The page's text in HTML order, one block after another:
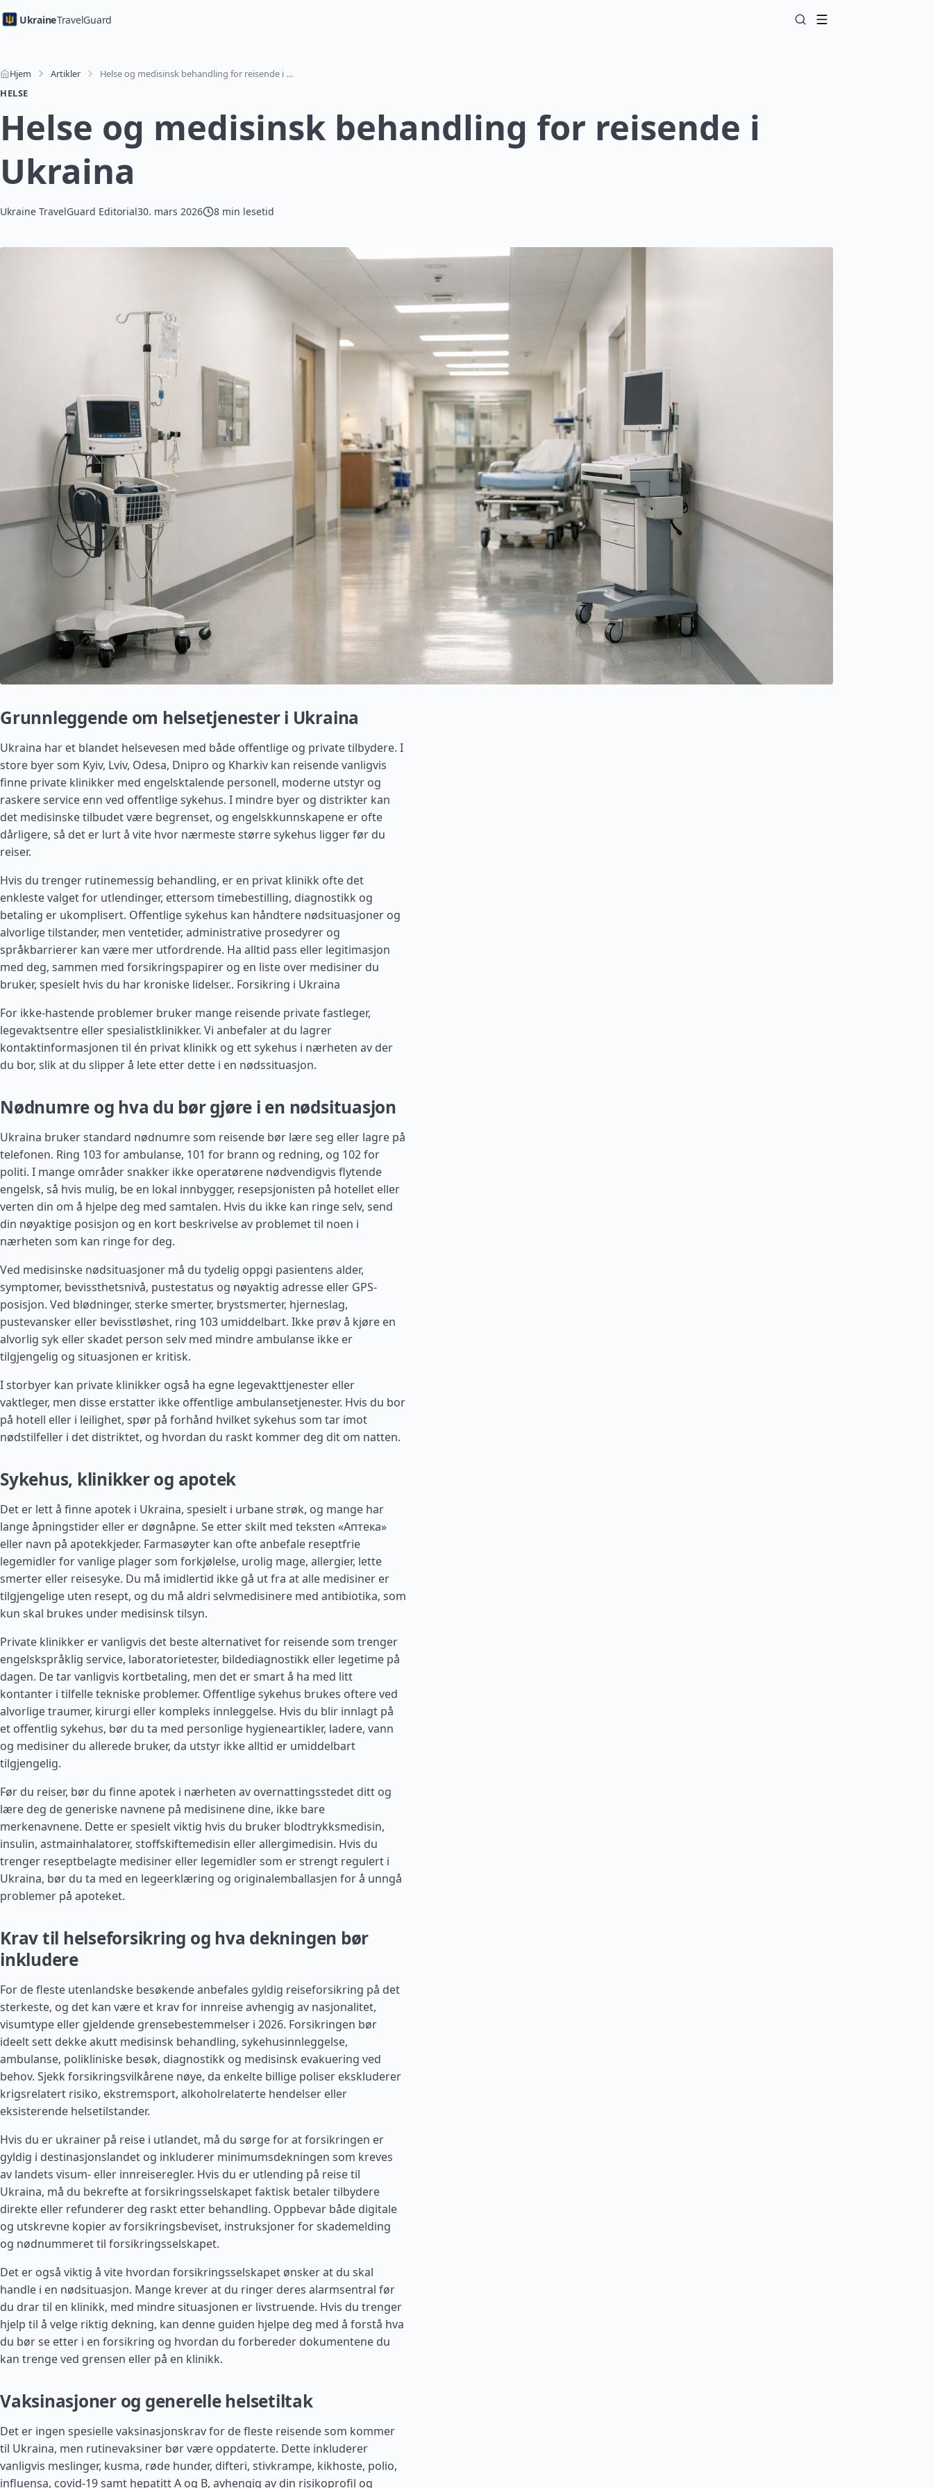
UkraineTravelGuard
Hjem Artikler
Helse og medisinsk behandling for reisende i Ukraina
HELSE
Helse og medisinsk behandling for reisende i
Ukraina
Ukraine TravelGuard Editorial30. mars 2026 8 min lesetid
Grunnleggende om helsetjenester i Ukraina
Ukraina har et blandet helsevesen med både offentlige og private tilbydere. I
store byer som Kyiv, Lviv, Odesa, Dnipro og Kharkiv kan reisende vanligvis
finne private klinikker med engelsktalende personell, moderne utstyr og
raskere service enn ved offentlige sykehus. I mindre byer og distrikter kan
det medisinske tilbudet være begrenset, og engelskkunnskapene er ofte
dårligere, så det er lurt å vite hvor nærmeste større sykehus ligger før du
reiser.
Hvis du trenger rutinemessig behandling, er en privat klinikk ofte det
enkleste valget for utlendinger, ettersom timebestilling, diagnostikk og
betaling er ukomplisert. Offentlige sykehus kan håndtere nødsituasjoner og
alvorlige tilstander, men ventetider, administrative prosedyrer og
språkbarrierer kan være mer utfordrende. Ha alltid pass eller legitimasjon
med deg, sammen med forsikringspapirer og en liste over medisiner du
bruker, spesielt hvis du har kroniske lidelser.. Forsikring i Ukraina
For ikke-hastende problemer bruker mange reisende private fastleger,
legevaktsentre eller spesialistklinikker. Vi anbefaler at du lagrer
kontaktinformasjonen til én privat klinikk og ett sykehus i nærheten av der
du bor, slik at du slipper å lete etter dette i en nødssituasjon.
Nødnumre og hva du bør gjøre i en nødsituasjon
Ukraina bruker standard nødnumre som reisende bør lære seg eller lagre på
telefonen. Ring 103 for ambulanse, 101 for brann og redning, og 102 for
politi. I mange områder snakker ikke operatørene nødvendigvis flytende
engelsk, så hvis mulig, be en lokal innbygger, resepsjonisten på hotellet eller
verten din om å hjelpe deg med samtalen. Hvis du ikke kan ringe selv, send
din nøyaktige posisjon og en kort beskrivelse av problemet til noen i
nærheten som kan ringe for deg.
Ved medisinske nødsituasjoner må du tydelig oppgi pasientens alder,
symptomer, bevissthetsnivå, pustestatus og nøyaktig adresse eller GPS-
posisjon. Ved blødninger, sterke smerter, brystsmerter, hjerneslag,
pustevansker eller bevisstløshet, ring 103 umiddelbart. Ikke prøv å kjøre en
alvorlig syk eller skadet person selv med mindre ambulanse ikke er
tilgjengelig og situasjonen er kritisk.
I storbyer kan private klinikker også ha egne legevakttjenester eller
vaktleger, men disse erstatter ikke offentlige ambulansetjenester. Hvis du bor
på hotell eller i leilighet, spør på forhånd hvilket sykehus som tar imot
nødstilfeller i det distriktet, og hvordan du raskt kommer deg dit om natten.
Sykehus, klinikker og apotek
Det er lett å finne apotek i Ukraina, spesielt i urbane strøk, og mange har
lange åpningstider eller er døgnåpne. Se etter skilt med teksten «Аптека»
eller navn på apotekkjeder. Farmasøyter kan ofte anbefale reseptfrie
legemidler for vanlige plager som forkjølelse, urolig mage, allergier, lette
smerter eller reisesyke. Du må imidlertid ikke gå ut fra at alle medisiner er
tilgjengelige uten resept, og du må aldri selvmedisinere med antibiotika, som
kun skal brukes under medisinsk tilsyn.
Private klinikker er vanligvis det beste alternativet for reisende som trenger
engelskspråklig service, laboratorietester, bildediagnostikk eller legetime på
dagen. De tar vanligvis kortbetaling, men det er smart å ha med litt
kontanter i tilfelle tekniske problemer. Offentlige sykehus brukes oftere ved
alvorlige traumer, kirurgi eller kompleks innleggelse. Hvis du blir innlagt på
et offentlig sykehus, bør du ta med personlige hygieneartikler, ladere, vann
og medisiner du allerede bruker, da utstyr ikke alltid er umiddelbart
tilgjengelig.
Før du reiser, bør du finne apotek i nærheten av overnattingsstedet ditt og
lære deg de generiske navnene på medisinene dine, ikke bare
merkenavnene. Dette er spesielt viktig hvis du bruker blodtrykksmedisin,
insulin, astmainhalatorer, stoffskiftemedisin eller allergimedisin. Hvis du
trenger reseptbelagte medisiner eller legemidler som er strengt regulert i
Ukraina, bør du ta med en legeerklæring og originalemballasjen for å unngå
problemer på apoteket.
Krav til helseforsikring og hva dekningen bør
inkludere
For de fleste utenlandske besøkende anbefales gyldig reiseforsikring på det
sterkeste, og det kan være et krav for innreise avhengig av nasjonalitet,
visumtype eller gjeldende grensebestemmelser i 2026. Forsikringen bør
ideelt sett dekke akutt medisinsk behandling, sykehusinnleggelse,
ambulanse, polikliniske besøk, diagnostikk og medisinsk evakuering ved
behov. Sjekk forsikringsvilkårene nøye, da enkelte billige poliser ekskluderer
krigsrelatert risiko, ekstremsport, alkoholrelaterte hendelser eller
eksisterende helsetilstander.
Hvis du er ukrainer på reise i utlandet, må du sørge for at forsikringen er
gyldig i destinasjonslandet og inkluderer minimumsdekningen som kreves
av landets visum- eller innreiseregler. Hvis du er utlending på reise til
Ukraina, må du bekrefte at forsikringsselskapet faktisk betaler tilbydere
direkte eller refunderer deg raskt etter behandling. Oppbevar både digitale
og utskrevne kopier av forsikringsbeviset, instruksjoner for skademelding
og nødnummeret til forsikringsselskapet.
Det er også viktig å vite hvordan forsikringsselskapet ønsker at du skal
handle i en nødsituasjon. Mange krever at du ringer deres alarmsentral før
du drar til en klinikk, med mindre situasjonen er livstruende. Hvis du trenger
hjelp til å velge riktig dekning, kan denne guiden hjelpe deg med å forstå hva
du bør se etter i en forsikring og hvordan du forbereder dokumentene du
kan trenge ved grensen eller på en klinikk.
Vaksinasjoner og generelle helsetiltak
Det er ingen spesielle vaksinasjonskrav for de fleste reisende som kommer
til Ukraina, men rutinevaksiner bør være oppdaterte. Dette inkluderer
vanligvis meslinger, kusma, røde hunder, difteri, stivkrampe, kikhoste, polio,
influensa, covid-19 samt hepatitt A og B, avhengig av din risikoprofil og